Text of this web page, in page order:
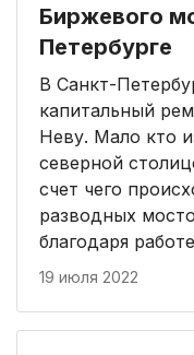
Биржевого
Петербурге
В Санкт-
капитальный
Неву. Мало кто
северной
счет чего
разводных
благодаря
19 июля 2022